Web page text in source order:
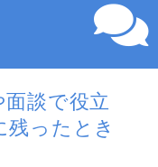
談で役立
ったとき